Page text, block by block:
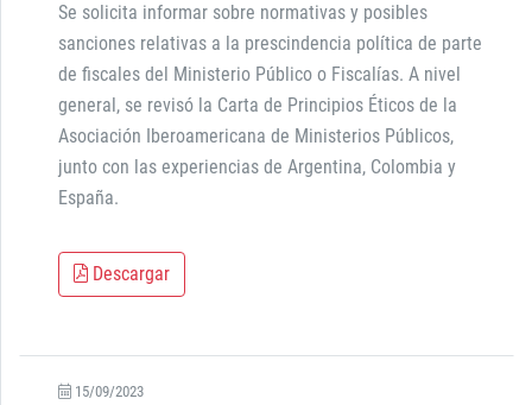
Se solicita informar sobre normativas y posibles
sanciones relativas a la prescindencia política de parte
de fiscales del Ministerio Público o Fiscalías. A nivel
general, se revisó la Carta de Principios Éticos de la
Asociación Iberoamericana de Ministerios Públicos,
junto con las experiencias de Argentina, Colombia y
España.
Descargar
15/09/2023